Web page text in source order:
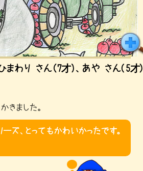
まわり さん（7才）、あや さん(5才)
きました。
ズ、とってもかわいかったです。